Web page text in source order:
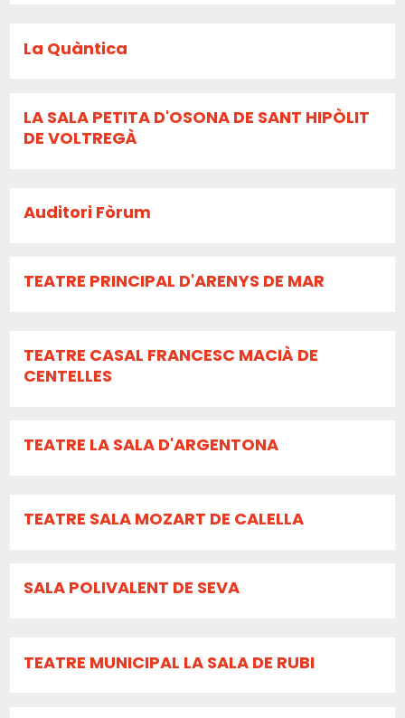
La Quàntica
LA SALA PETITA D'OSONA DE SANT HIPÒLIT
DE VOLTREGÀ
Auditori Fòrum
TEATRE PRINCIPAL D'ARENYS DE MAR
TEATRE CASAL FRANCESC MACIÀ DE
CENTELLES
TEATRE LA SALA D'ARGENTONA
TEATRE SALA MOZART DE CALELLA
SALA POLIVALENT DE SEVA
TEATRE MUNICIPAL LA SALA DE RUBI